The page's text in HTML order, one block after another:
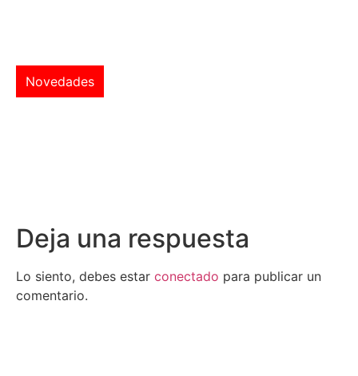
Novedades
Deja una respuesta
Lo siento, debes estar conectado para publicar un
comentario.